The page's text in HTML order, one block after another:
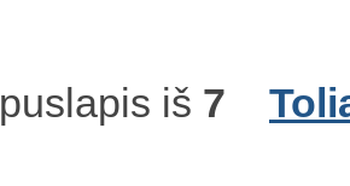
puslapis iš 7